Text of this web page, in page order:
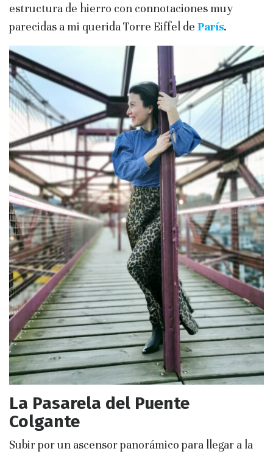
estructura de hierro con connotaciones muy
parecidas a mi querida Torre Eiffel de París.
La Pasarela del Puente
Colgante
Subir por un ascensor panorámico para llegar a la